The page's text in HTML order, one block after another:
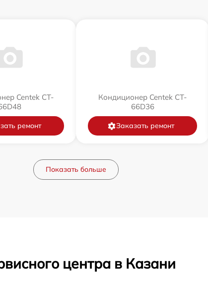
Centek CT-
ремонт
Кондиционер Centek CT-
66D36
Заказать ремонт
Показать больше
центра в Казани